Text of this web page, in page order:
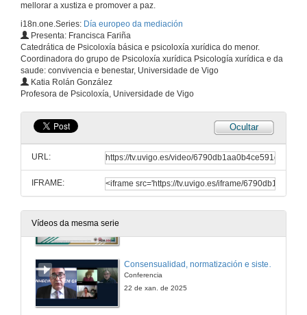
mellorar a xustiza e promover a paz.
i18n.one.Series: Día europeo da mediación
Presenta: Francisca Fariña
Catedrática de Psicoloxía básica e psicoloxía xurídica do menor.
Coordinadora do grupo de Psicoloxía xurídica Psicología xurídica e da
saude: convivencia e benestar, Universidade de Vigo
Katia Rolán González
Profesora de Psicoloxía, Universidade de Vigo
Ocultar
URL:
IFRAME:
Vídeos da mesma serie
22 de xan. de 2025
Consensualidad, normatización e sistemas
Conferencia
22 de xan. de 2025